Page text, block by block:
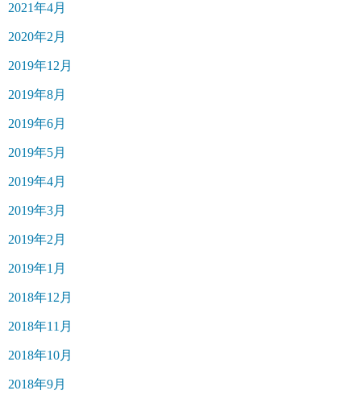
2021年4月
2020年2月
2019年12月
2019年8月
2019年6月
2019年5月
2019年4月
2019年3月
2019年2月
2019年1月
2018年12月
2018年11月
2018年10月
2018年9月